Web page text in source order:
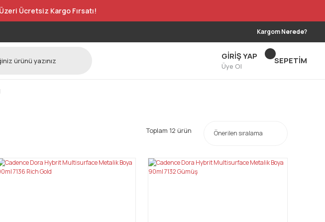
Ücretsiz Kargo Fırsatı!
Kargom Nerede?
GİRİŞ YAP
Üye Ol
SEPETİM
Toplam 12 ürün